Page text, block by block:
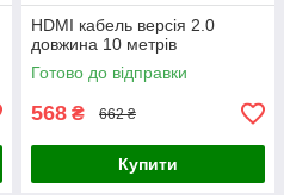
HDMI кабель версія 2.0
довжина 10 метрів
Готово до відправки
568 ₴ 662 ₴
Купити